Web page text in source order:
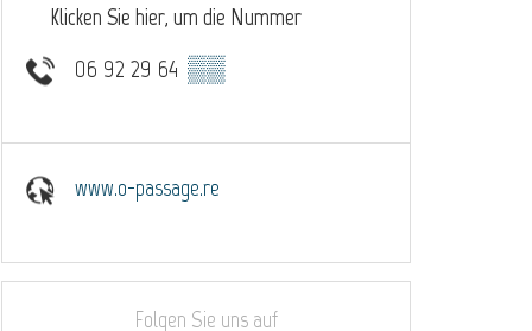
Klicken Sie hier, um die Nummer
06 92 29 64 ▒▒
www.o-passage.re
Folgen Sie uns auf